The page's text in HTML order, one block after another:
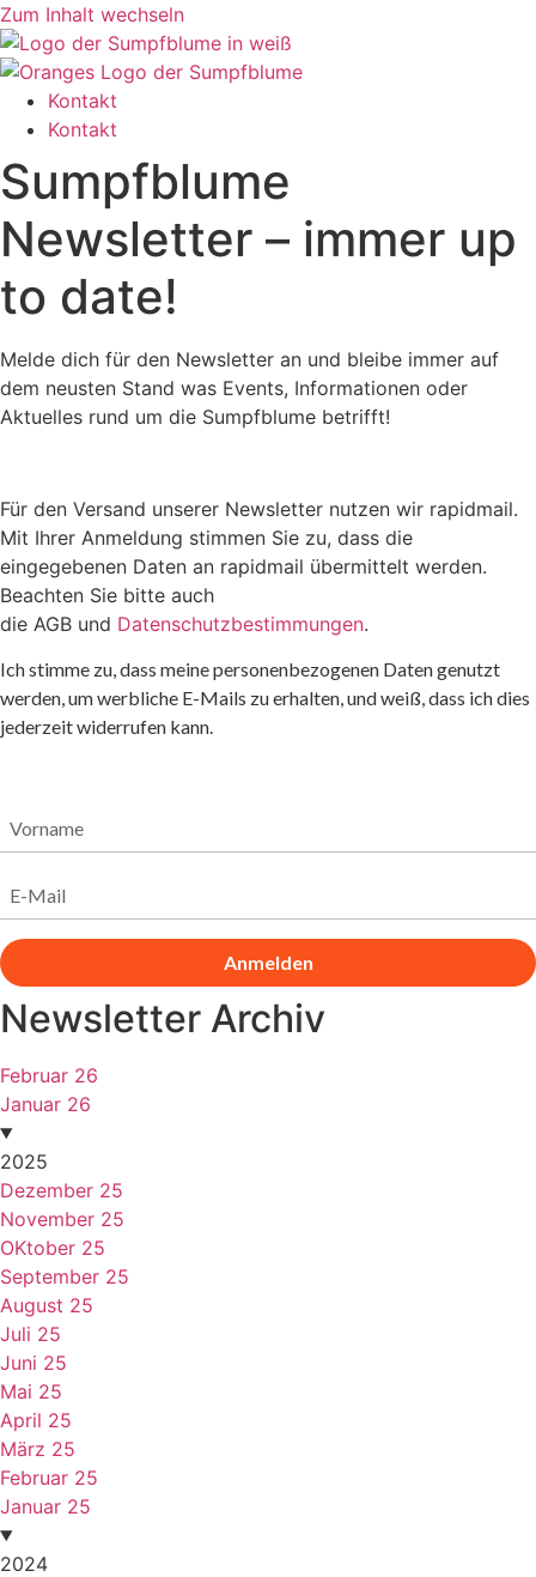
Zum Inhalt wechseln
Kontakt
Kontakt
Sumpfblume
Newsletter – immer up
to date!
Melde dich für den Newsletter an und bleibe immer auf
dem neusten Stand was Events, Informationen oder
Aktuelles rund um die Sumpfblume betrifft!
Für den Versand unserer Newsletter nutzen wir rapidmail.
Mit Ihrer Anmeldung stimmen Sie zu, dass die
eingegebenen Daten an rapidmail übermittelt werden.
Beachten Sie bitte auch
die AGB und Datenschutzbestimmungen.
Ich stimme zu, dass meine personenbezogenen Daten genutzt
werden, um werbliche E-Mails zu erhalten, und weiß, dass ich dies
jederzeit widerrufen kann.
Anmelden
Newsletter Archiv
Februar 26
Januar 26
2025
Dezember 25
November 25
OKtober 25
September 25
August 25
Juli 25
Juni 25
Mai 25
April 25
März 25
Februar 25
Januar 25
2024